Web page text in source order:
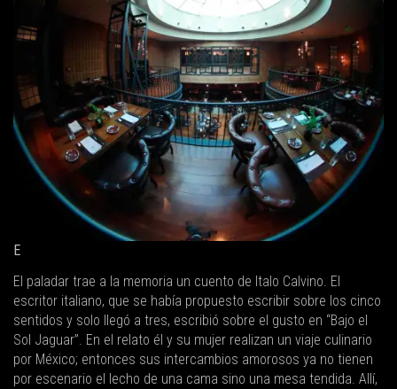
E
El paladar trae a la memoria un cuento de Italo Calvino. El
escritor italiano, que se había propuesto escribir sobre los cinco
sentidos y solo llegó a tres, escribió sobre el gusto en “Bajo el
Sol Jaguar”. En el relato él y su mujer realizan un viaje culinario
por México; entonces sus intercambios amorosos ya no tienen
por escenario el lecho de una cama sino una mesa tendida. Allí,